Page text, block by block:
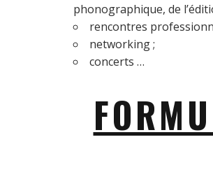
phonographique, de
rencontres
networking ;
concerts …